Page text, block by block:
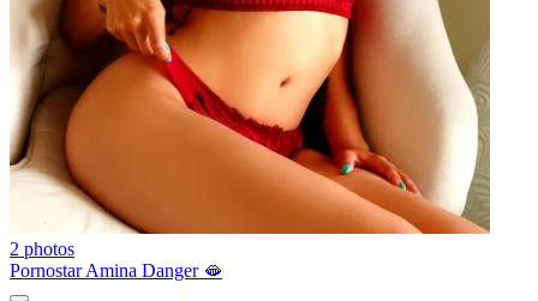
2 photos
Pornostar Amina Danger 🫦